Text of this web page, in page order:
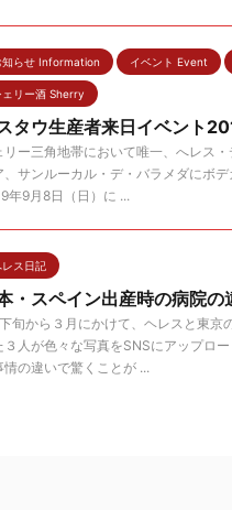
知らせ Information イベント Event
ェリー酒 Sherry
タウ生産者来日イベント
リー三角地帯において唯一、へレス
、サンルーカル・デ・バラメダにボ
年9月8日（日）に ...
レス日記
・スペイン出産時の病院の
旬から３月にかけて、ヘレスと東
３人が色々な写真をSNSにアップロ
情の違いで驚くことが ...